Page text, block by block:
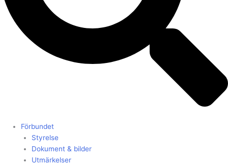
Förbundet
Styrelse
Dokument & bilder
Utmärkelser